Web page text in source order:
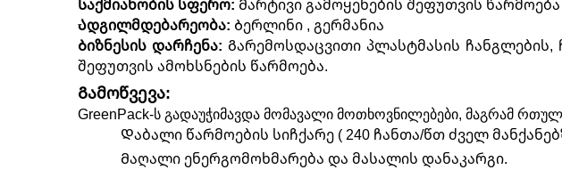
Საქმიანობის სფერო: Მარტივი გამოყენების შეფუთვის წარმოება
Ადგილმდებარეობა: Ბერლინი , გერმანია
Ბიზნესის დარჩენა: Გარემოსდაცვითი პლასტმასის
შეფუთვის ამოხსნების წარმოება.
Გამოწვევა:
GreenPack-ს გადაუჭიმავდა მომავალი მოთხოვნილებები, მაგრამ
Დაბალი წარმოების სიჩქარე ( 240 ჩანთა/წთ ძველ
Მაღალი ენერგომოხმარება და მასალის დანაკარგი.